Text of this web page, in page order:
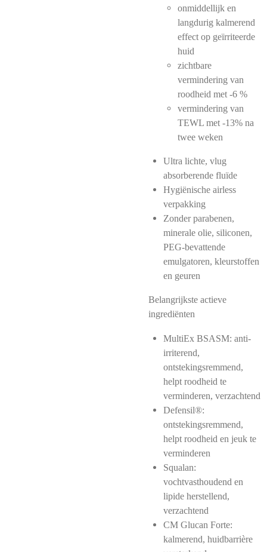
onmiddellijk en
langdurig kalmerend
effect op geïrriteerde
huid
zichtbare
vermindering van
roodheid met -6 %
vermindering van
TEWL met -13% na
twee weken
Ultra lichte, vlug
absorberende fluïde
Hygiënische airless
verpakking
Zonder parabenen,
minerale olie, siliconen,
PEG-bevattende
emulgatoren, kleurstoffen
en geuren
Belangrijkste actieve
ingrediënten
MultiEx BSASM: anti-
irriterend,
ontstekingsremmend,
helpt roodheid te
verminderen, verzachtend
Defensil®:
ontstekingsremmend,
helpt roodheid en jeuk te
verminderen
Squalan:
vochtvasthoudend en
lipide herstellend,
verzachtend
CM Glucan Forte:
kalmerend, huidbarrière